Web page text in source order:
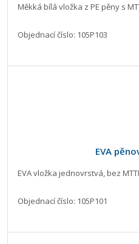
Měkká bílá vložka z PE pěny s
Objednací číslo: 105P103
EVA
EVA vložka jednovrstvá, bez
Objednací číslo: 105P101